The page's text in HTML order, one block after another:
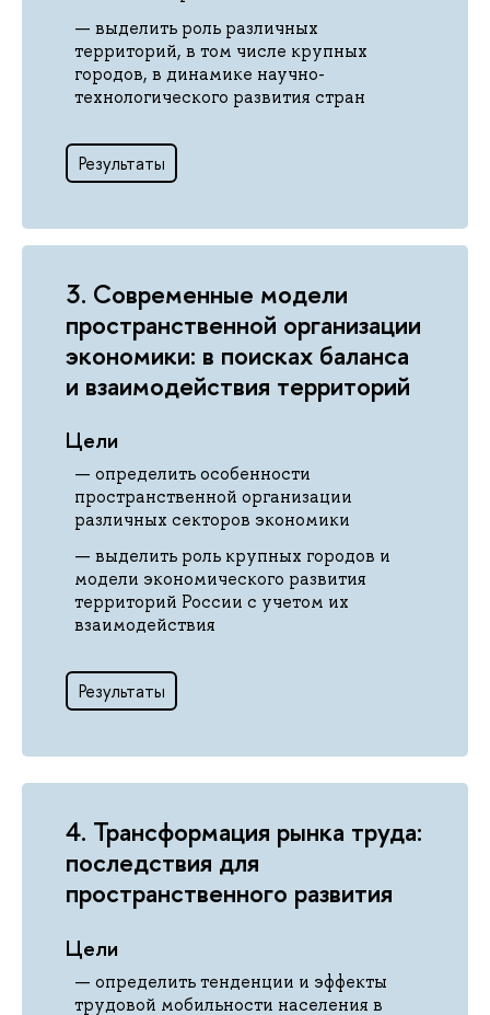
выделить роль различных
территорий, в том числе крупных
городов, в динамике научно-
технологического развития стран
Результаты
3. Современные модели
пространственной организации
экономики: в поисках баланса
и взаимодействия территорий
Цели
определить особенности
пространственной организации
различных секторов экономики
выделить роль крупных городов и
модели экономического развития
территорий России с учетом их
взаимодействия
Результаты
4. Трансформация рынка труда:
последствия для
пространственного развития
Цели
определить тенденции и эффекты
трудовой мобильности населения в